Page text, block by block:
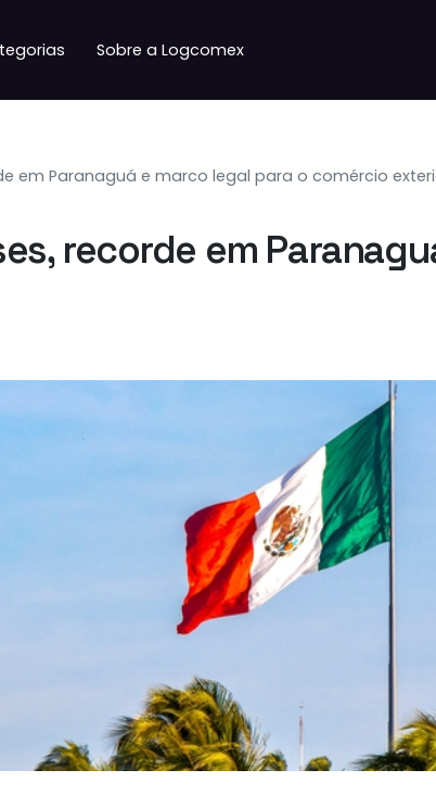
Sobre a Logcomex
em Paranaguá e marco legal para o comércio
recorde em